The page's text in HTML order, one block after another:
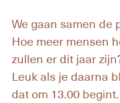
We gaan samen de
Hoe meer mensen
zullen er dit jaar
Leuk als je daarna
dat om 13.00 begint.